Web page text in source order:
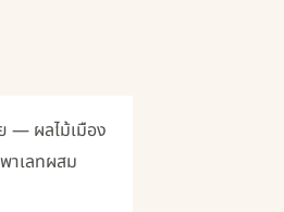
— ผลไม้เมือง
าเลทผสม